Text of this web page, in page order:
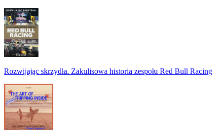
Rozwijając skrzydła. Zakulisowa historia zespołu Red Bull Racing